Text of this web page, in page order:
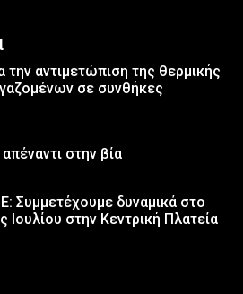
την αντιμετώπιση της θερμικής
σε συνθήκες
στην βία
Συμμετέχουμε δυναμικά στο
Ιουλίου στην Κεντρική Πλατεία